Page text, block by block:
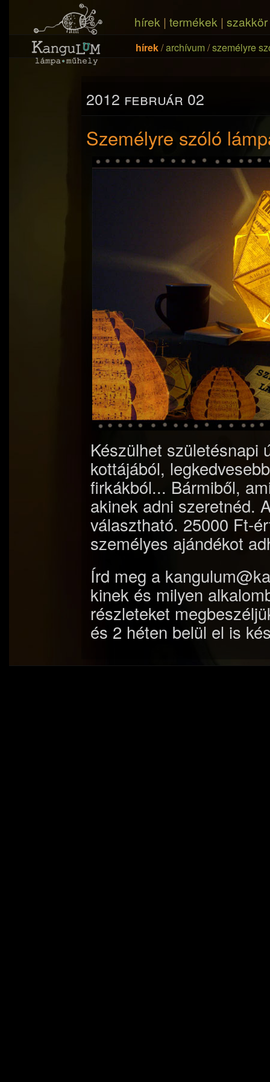
hírek | termékek | szakkör
hírek/archívum/személyre
2012 február 02
Személyre szóló
Készülhet születésnapi
kottájából,
firkákból... Bármiből,
akinek adni szeretnéd.
választható. 25000 Ft-
személyes ajándékot
Írd meg a
kinek és milyen
részleteket
és 2 héten belül el is